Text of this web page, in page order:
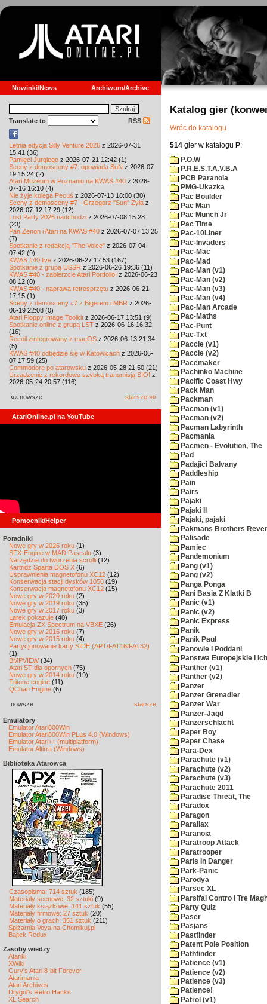
Nowinki/News Archiwum/Archive
Translate to RSS
Letnia edycja Silly Venture 2026 z 2026-07-31
15:41 (36)
Pamięci Jurgiego z 2026-07-21 12:42 (1)
Sceny z demosceny #7: opowiada SuN z 2026-07-
19 15:24 (2)
Atari Muzeum w Poznaniu na KWAS #40 z 2026-
07-16 16:10 (4)
Nie żyje kolega Pecuś z 2026-07-13 18:00 (30)
Sceny z demosceny #7 - Grzegorz "Sun" Żyła z
2026-07-12 17:29 (12)
Lost Party 2026 nadchodzi z 2026-07-08 15:28
(23)
Pan Zenon i Atari na KWAS #40 z 2026-07-07 13:25
(7)
Spotkanie z redakcją "The Voice" z 2026-07-04
07:42 (9)
KWAS #40 live z 2026-06-27 12:53 (167)
Spotkanie z grupą USSR z 2026-06-26 19:36 (11)
KWAS #40 - zabierzcie Atari Portfolio! z 2026-06-23
08:12 (0)
KWAS #40 - naprawa retrosprzętu z 2026-06-21
17:15 (1)
Sceny z demosceny #7 z Bigerem i MBR z 2026-
06-19 22:08 (0)
Atari Floppy Image Toolkit z 2026-06-17 13:51 (9)
Spotkanie online z grupą LST z 2026-06-16 16:32
(16)
Recoil zintegrowany z macOS z 2026-06-13 21:34
(5)
KWAS #40 odbędzie się w Katowicach z 2026-06-
07 17:59 (25)
Commodore po atarowsku z 2026-05-28 21:50 (21)
Urządzenie z rekordowo szybką transmisją SIO! z
2026-05-24 20:57 (116)
«« nowsze starsze »»
AtariOnline.pl na YouTube
Pomocnik/Helper
Poradniki
Nowe gry w 2026 roku (1)
SFX-Engine w MAD Pascalu (3)
Narzędzie do tworzenia scrolli (12)
Kartridż Sparta DOS X (6)
Usprawnienia magnetofonu XC12 (12)
Konserwacja stacji dysków 1050 (19)
Konserwacja magnetofonu XC12 (15)
Nowe gry w 2020 roku (2)
Nowe gry w 2019 roku (35)
Nowe gry w 2017 roku (3)
Larek pokazuje (40)
Emulacja ZX Spectrum na VBXE (26)
Nowe gry w 2016 roku (7)
Nowe gry w 2015 roku (4)
Partycjonowanie karty SIDE (APT/FAT16/FAT32)
(1)
BMPVIEW(34)
Atari ST dla opornych (75)
Nowe gry w 2014 roku (19)
Tritone engine (11)
QChan Engine (6)
nowsze starsze
Emulatory
Emulator Atari800Win
Emulator Atari800Win PLus 4.0 (Windows)
Emulator Atari++ (multiplatform)
Emulator Altirra (Windows)
Biblioteka Atarowca
Czasopisma: 714 sztuk (185)
Materiały scenowe: 32 sztuki (9)
Materiały książkowe: 141 sztuk (55)
Materiały firmowe: 27 sztuk (20)
Materiały o grach: 351 sztuk (211)
Spiżarnia Voya na Chomikuj.pl
Bajtek Redux
Zasoby wiedzy
Atariki
XWiki
Gury's Atari 8-bit Forever
Atarimania
Atari Archives
Drygol's Retro Hacks
XL Search
Katalog gier
Wróc do katalogu
514 gier w katalogu P:
P.O.W
P.R.E.S.T.A.V.B.A
PCB Paranoia
PMG-Ukazka
Pac Boulder
Pac Man
Pac Munch Jr
Pac Time
Pac-10Liner
Pac-Invaders
Pac-Mac
Pac-Mad
Pac-Man (v1)
Pac-Man (v2)
Pac-Man (v3)
Pac-Man (v4)
Pac-Man Arcade
Pac-Maths
Pac-Punt
Pac-Txt
Paccie (v1)
Paccie (v2)
Pacemaker
Pachinko Machine
Pacific Coast Hwy
Pack Man
Packman
Pacman (v1)
Pacman (v2)
Pacman Labyrinth
Pacmania
Pacmen - Evolution, The
Pad
Padajici Balvany
Paddleship
Pain
Pairs
Pajaki
Pajaki II
Pajaki, pajaki
Pakmans Brothers
Palisade
Pamiec
Pandemonium
Pang (v1)
Pang (v2)
Panga Ponga
Pani Basia Z Klatki B
Panic (v1)
Panic (v2)
Panic Express
Panik
Panik Paul
Panowie I Poddani
Panstwa Europejskie I
Panther (v1)
Panther (v2)
Panzer
Panzer Grenadier
Panzer War
Panzer-Jagd
Panzerschlacht
Paper Boy
Paper Chase
Para-Dex
Parachute (v1)
Parachute (v2)
Parachute (v3)
Parachute 2011
Paradise Threat, The
Paradox
Paragon
Parallax
Paranoia
Paratroop Attack
Paratrooper
Paris In Danger
Park-Panic
Parodya
Parsec XL
Parsifal Contro I Tre
Party Quiz
Paser
Pasjans
Pastfinder
Patent Pole Position
Pathfinder
Patience (v1)
Patience (v2)
Patience (v3)
Patience!
Patrol (v1)